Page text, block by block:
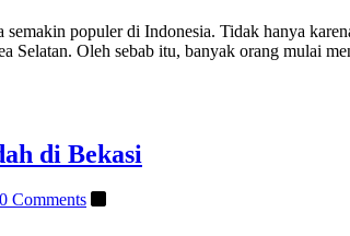
populer di Indonesia. Tidak hanya
Oleh sebab itu, banyak orang mulai
di Bekasi
0 Comments